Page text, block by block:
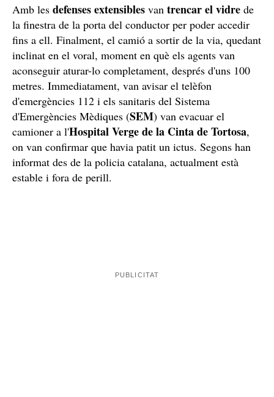
Amb les defenses extensibles van trencar el vidre de
la finestra de la porta del conductor per poder accedir
fins a ell. Finalment, el camió a sortir de la via, quedant
inclinat en el voral, moment en què els agents van
aconseguir aturar-lo completament, després d'uns 100
metres. Immediatament, van avisar el telèfon
d'emergències 112 i els sanitaris del Sistema
d'Emergències Mèdiques (SEM) van evacuar el
camioner a l'Hospital Verge de la Cinta de Tortosa,
on van confirmar que havia patit un ictus. Segons han
informat des de la policia catalana, actualment està
estable i fora de perill.